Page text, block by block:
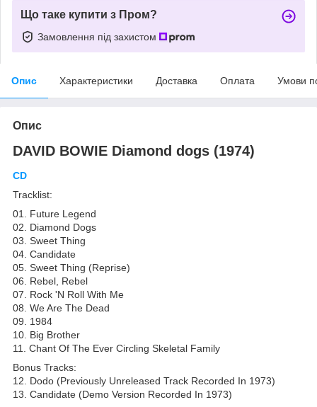
Що таке купити з Пром?
Замовлення під захистом
Опис Характеристики Доставка Оплата Умови
Опис
DAVID BOWIE Diamond dogs (1974)
CD
Tracklist:
01. Future Legend
02. Diamond Dogs
03. Sweet Thing
04. Candidate
05. Sweet Thing (Reprise)
06. Rebel, Rebel
07. Rock 'N Roll With Me
08. We Are The Dead
09. 1984
10. Big Brother
11. Chant Of The Ever Circling Skeletal Family
Bonus Tracks:
12. Dodo (Previously Unreleased Track Recorded In 1973)
13. Candidate (Demo Version Recorded In 1973)